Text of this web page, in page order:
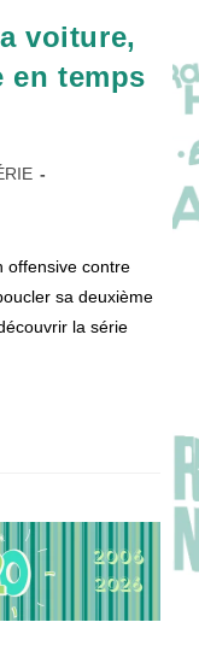
voiture,
en temps
offensive contre
sa deuxième
la série